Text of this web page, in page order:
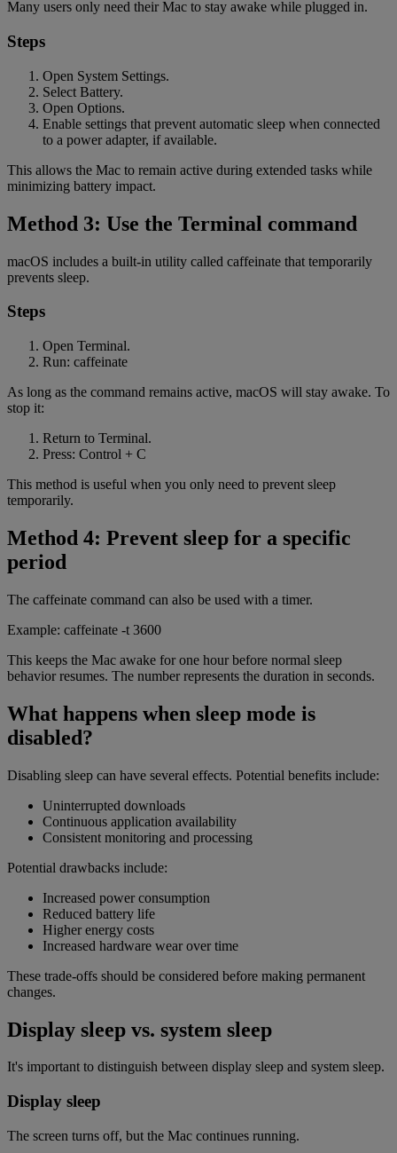
Many users only need their Mac to stay awake while plugged in.
Steps
Open System Settings.
Select Battery.
Open Options.
Enable settings that prevent automatic sleep when connected
to a power adapter, if available.
This allows the Mac to remain active during extended tasks while
minimizing battery impact.
Method 3: Use the Terminal command
macOS includes a built-in utility called caffeinate that temporarily
prevents sleep.
Steps
Open Terminal.
Run: caffeinate
As long as the command remains active, macOS will stay awake. To
stop it:
Return to Terminal.
Press: Control + C
This method is useful when you only need to prevent sleep
temporarily.
Method 4: Prevent sleep for a specific
period
The caffeinate command can also be used with a timer.
Example: caffeinate -t 3600
This keeps the Mac awake for one hour before normal sleep
behavior resumes. The number represents the duration in seconds.
What happens when sleep mode is
disabled?
Disabling sleep can have several effects. Potential benefits include:
Uninterrupted downloads
Continuous application availability
Consistent monitoring and processing
Potential drawbacks include:
Increased power consumption
Reduced battery life
Higher energy costs
Increased hardware wear over time
These trade-offs should be considered before making permanent
changes.
Display sleep vs. system sleep
It's important to distinguish between display sleep and system sleep.
Display sleep
The screen turns off, but the Mac continues running.